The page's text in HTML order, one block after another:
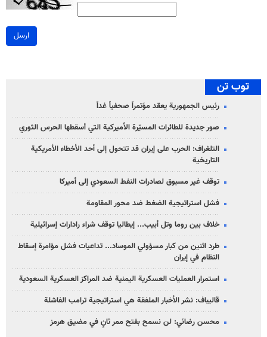
ارسل
توب تن
رئيس الجمهورية يعقد مؤتمراً صحفياً غداً
صور جديدة للطائرات المسيّرة الأميركية التي أسقطها الحرس الثوري
التلغراف: الحرب على إيران قد تتحول إلى أحد الأخطاء الأمريكية
التاريخية
توقف غير مسبوق لصادرات النفط السعودي إلى أميركا
فشل استراتيجية الضغط ضد محور المقاومة
خلاف بين روما وتل أبيب... إيطاليا توقف شراء رادارات إسرائيلية
طرد اثنين من كبار مسؤولي الموساد... تداعيات فشل مؤامرة إسقاط
النظام في إيران
استمرار العمليات العسكرية اليمنية ضد المراكز العسكرية السعودية
قاليباف: نشر الأخبار الملفقة هي استراتيجية ترامب الفاشلة
محسن رضائي: لن نسمح بفتح ممر ثانٍ في مضيق هرمز